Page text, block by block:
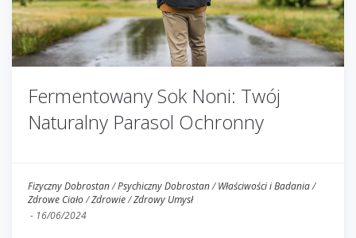
Fermentowany Sok Noni: Twój
Naturalny Parasol Ochronny
Fizyczny Dobrostan/Psychiczny Dobrostan/Właściwości i Badania/
Zdrowe Ciało/Zdrowie/Zdrowy Umysł
- 16/06/2024